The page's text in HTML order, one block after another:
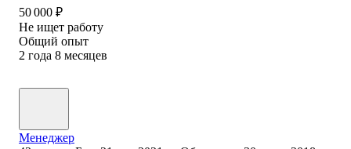
50 000 ₽
Не ищет работу
Общий опыт
2 года 8 месяцев
Менеджер